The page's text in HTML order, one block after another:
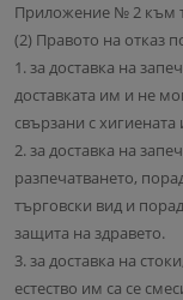
Приложение № 2 към
(2) Правото на отказ
1. за доставка на
доставката им и не
свързани с
2. за доставка на
разпечатването,
търговски вид и
защита на здравето.
3. за доставка на
естество им са се